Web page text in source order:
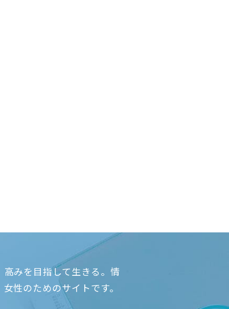
みを目指して生きる。情
性のためのサイトです。